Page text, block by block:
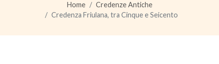
Home
Credenze Antiche
Credenza Friulana, tra Cinque e Seicento